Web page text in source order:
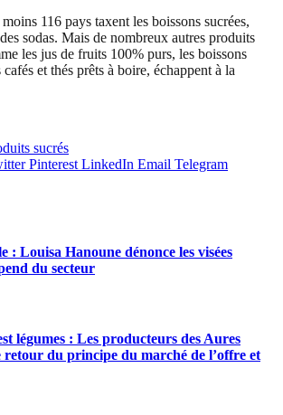
116 pays taxent les boissons sucrées,
sodas. Mais de nombreux autres produits
les jus de fruits 100% purs, les boissons
cafés et thés prêts à boire, échappent à la
sucrés
Pinterest LinkedIn Email Telegram
: Louisa Hanoune dénonce les visées
du secteur
légumes : Les producteurs des Aures
retour du principe du marché de l’offre et